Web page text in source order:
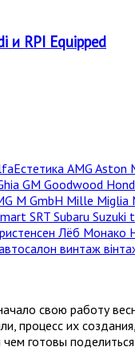
и RPI Equipped
AMG Aston
GM Goodwood
M GmbH Mille Miglia
SRT Subaru Suzuki
Лёб Монако
винтаж
свою работу
процесс их
готовы